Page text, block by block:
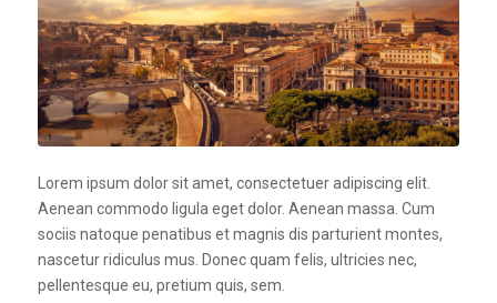
Lorem ipsum dolor sit amet, consectetuer adipiscing elit.
Aenean commodo ligula eget dolor. Aenean massa. Cum
sociis natoque penatibus et magnis dis parturient montes,
nascetur ridiculus mus. Donec quam felis, ultricies nec,
pellentesque eu, pretium quis, sem.